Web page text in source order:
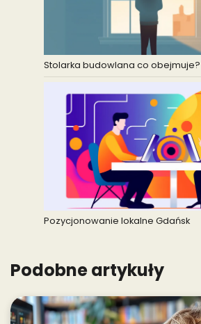
Stolarka budowlana co obejmuje?
Pozycjonowanie lokalne Gdańsk
Podobne artykuły